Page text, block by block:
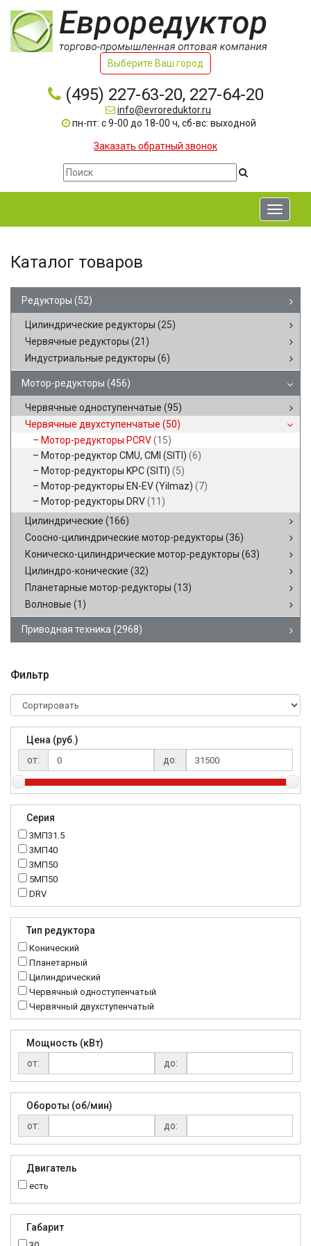
Выберите Ваш город
(495) 227-63-20, 227-64-20
info@evroreduktor.ru
пн-пт: с 9-00 до 18-00 ч, сб-вс: выходной
Заказать обратный звонок
Toggle
Каталог товаров
Редукторы (52)
Цилиндрические редукторы (25)
Червячные редукторы (21)
Индустриальные редукторы (6)
Мотор-редукторы (456)
Червячные одноступенчатые (95)
Червячные двухступенчатые (50)
Мотор-редукторы PCRV(15)
Мотор-редуктор CMU, CMI (SITI) (6)
Мотор-редукторы KPC (SITI) (5)
Мотор-редукторы EN-EV (Yilmaz) (7)
Мотор-редукторы DRV(11)
Цилиндрические (166)
Соосно-цилиндрические мотор-редукторы (36)
Коническо-цилиндрические мотор-редукторы (63)
Цилиндро-конические (32)
Планетарные мотор-редукторы (13)
Волновые (1)
Приводная техника (2968)
Фильтр
Цена (руб.)
от:
до:
Серия
3МП31.5
3МП40
3МП50
5МП50
DRV
K..DR
MTC
NMRV
RC
Тип редуктора
Конический
Планетарный
Цилиндрический
Червячный одноступенчатый
Червячный двухступенчатый
Мощность (кВт)
от:
до:
Обороты (об/мин)
от:
до:
Двигатель
есть
Габарит